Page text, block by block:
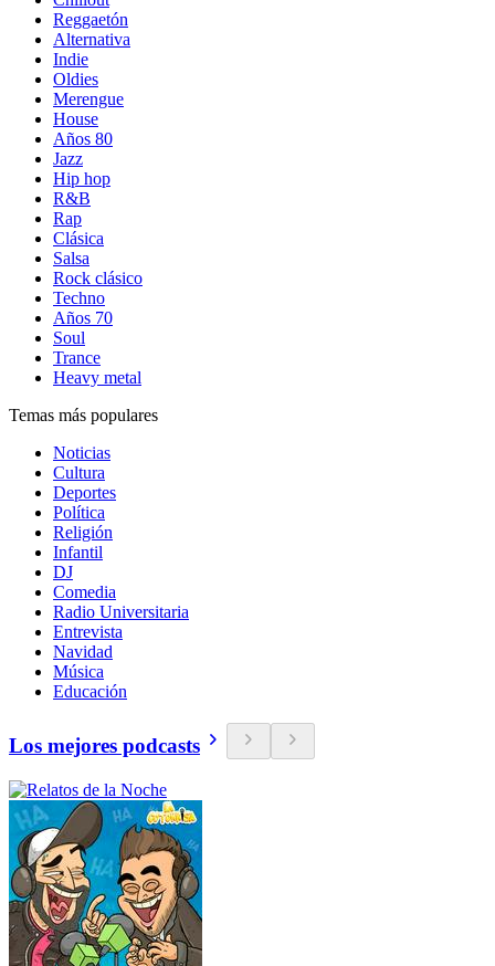
Reggaetón
Alternativa
Indie
Oldies
Merengue
House
Años 80
Jazz
Hip hop
R&B
Rap
Clásica
Salsa
Rock clásico
Techno
Años 70
Soul
Trance
Heavy metal
Temas más populares
Noticias
Cultura
Deportes
Política
Religión
Infantil
DJ
Comedia
Radio Universitaria
Entrevista
Navidad
Música
Educación
Los mejores podcasts